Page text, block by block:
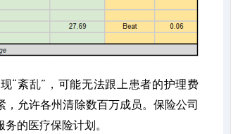
“紊乱”，可能无法跟上患者的护理费
允许各州清除数百万成员。保险公司
的医疗保险计划。